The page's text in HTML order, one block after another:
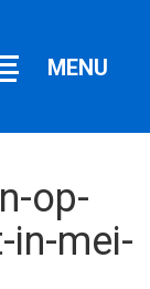
Open
MENU
op-
in-mei-